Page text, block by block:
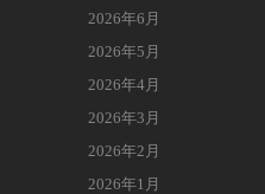
2026年6月
2026年5月
2026年4月
2026年3月
2026年2月
2026年1月